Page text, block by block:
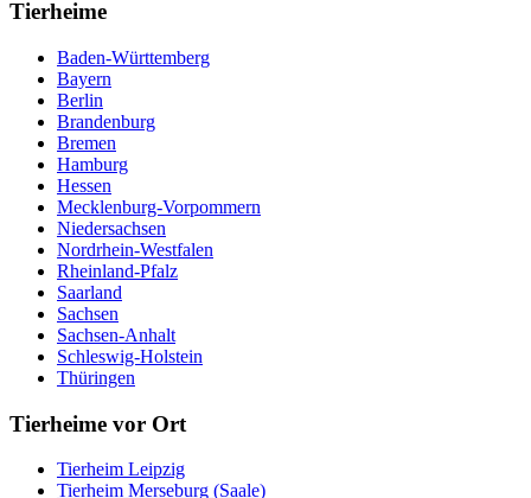
Tierheime
Baden-Württemberg
Bayern
Berlin
Brandenburg
Bremen
Hamburg
Hessen
Mecklenburg-Vorpommern
Niedersachsen
Nordrhein-Westfalen
Rheinland-Pfalz
Saarland
Sachsen
Sachsen-Anhalt
Schleswig-Holstein
Thüringen
Tierheime vor Ort
Tierheim Leipzig
Tierheim Merseburg (Saale)